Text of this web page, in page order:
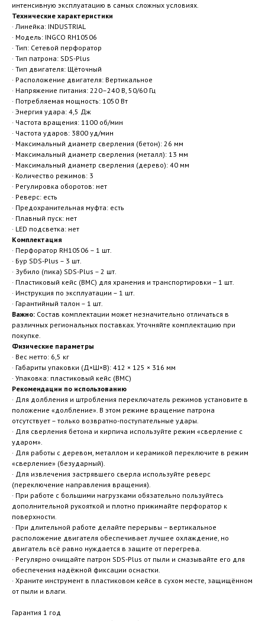
интенсивную эксплуатацию в самых сложных условиях.
Технические характеристики
· Линейка: INDUSTRIAL
· Модель: INGCO RH10506
· Тип: Сетевой перфоратор
· Тип патрона: SDS-Plus
· Тип двигателя: Щёточный
· Расположение двигателя: Вертикальное
· Напряжение питания: 220–240 В, 50/60 Гц
· Потребляемая мощность: 1050 Вт
· Энергия удара: 4,5 Дж
· Частота вращения: 1100 об/мин
· Частота ударов: 3800 уд/мин
· Максимальный диаметр сверления (бетон): 26 мм
· Максимальный диаметр сверления (металл): 13 мм
· Максимальный диаметр сверления (дерево): 40 мм
· Количество режимов: 3
· Регулировка оборотов: нет
· Реверс: есть
· Предохранительная муфта: есть
· Плавный пуск: нет
· LED подсветка: нет
Комплектация
· Перфоратор RH10506 – 1 шт.
· Бур SDS-Plus – 3 шт.
· Зубило (пика) SDS-Plus – 2 шт.
· Пластиковый кейс (BMC) для хранения и транспортировки – 1 шт.
· Инструкция по эксплуатации – 1 шт.
· Гарантийный талон – 1 шт.
Важно: Состав комплектации может незначительно отличаться в
различных региональных поставках. Уточняйте комплектацию при
покупке.
Физические параметры
· Вес нетто: 6,5 кг
· Габариты упаковки (Д×Ш×В): 412 × 125 × 316 мм
· Упаковка: пластиковый кейс (BMC)
Рекомендации по использованию
· Для долбления и штробления переключатель режимов установите в
положение «долбление». В этом режиме вращение патрона
отсутствует – только возвратно-поступательные удары.
· Для сверления бетона и кирпича используйте режим «сверление с
ударом».
· Для работы с деревом, металлом и керамикой переключите в режим
«сверление» (безударный).
· Для извлечения застрявшего сверла используйте реверс
(переключение направления вращения).
· При работе с большими нагрузками обязательно пользуйтесь
дополнительной рукояткой и плотно прижимайте перфоратор к
поверхности.
· При длительной работе делайте перерывы – вертикальное
расположение двигателя обеспечивает лучшее охлаждение, но
двигатель всё равно нуждается в защите от перегрева.
· Регулярно очищайте патрон SDS-Plus от пыли и смазывайте его для
обеспечения надёжной фиксации оснастки.
· Храните инструмент в пластиковом кейсе в сухом месте, защищённом
от пыли и влаги.
Гарантия 1 год